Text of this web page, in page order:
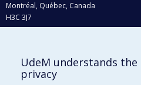
Montréal, Québec, Canada
H3C 3J7
Who does what?
UdeM understands
privacy